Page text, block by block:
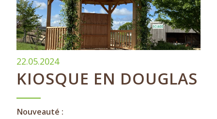
22.05.2024
KIOSQUE EN DOUGLAS
Nouveauté :